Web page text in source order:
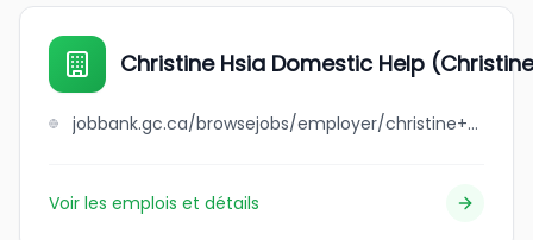
Christine Hsia Domestic Help
jobbank.gc.ca/browsejobs/employer/christine+hsia+domestic+help+%28christine+lowe%29/ca
Voir les emplois et détails